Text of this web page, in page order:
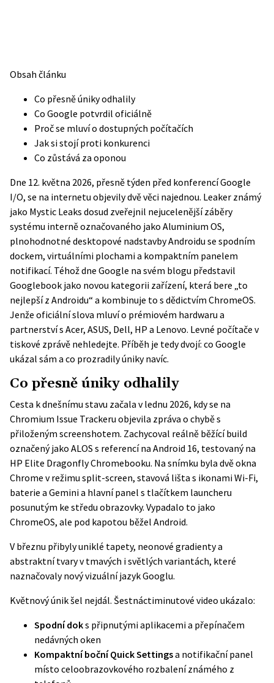
Obsah článku
Co přesně úniky odhalily
Co Google potvrdil oficiálně
Proč se mluví o dostupných počítačích
Jak si stojí proti konkurenci
Co zůstává za oponou
Dne 12. května 2026, přesně týden před konferencí Google
I/O, se na internetu objevily dvě věci najednou. Leaker známý
jako Mystic Leaks dosud zveřejnil nejucelenější záběry
systému interně označovaného jako Aluminium OS,
plnohodnotné desktopové nadstavby Androidu se spodním
dockem, virtuálními plochami a kompaktním panelem
notifikací. Téhož dne Google na svém blogu představil
Googlebook jako novou kategorii zařízení, která bere „to
nejlepší z Androidu“ a kombinuje to s dědictvím ChromeOS.
Jenže oficiální slova mluví o prémiovém hardwaru a
partnerství s Acer, ASUS, Dell, HP a Lenovo. Levné počítače v
tiskové zprávě nehledejte. Příběh je tedy dvojí: co Google
ukázal sám a co prozradily úniky navíc.
Co přesně úniky odhalily
Cesta k dnešnímu stavu začala v lednu 2026, kdy se na
Chromium Issue Trackeru objevila zpráva o chybě s
přiloženým screenshotem. Zachycoval reálně běžící build
označený jako ALOS s referencí na Android 16, testovaný na
HP Elite Dragonfly Chromebooku. Na snímku byla dvě okna
Chrome v režimu split-screen, stavová lišta s ikonami Wi-Fi,
baterie a Gemini a hlavní panel s tlačítkem launcheru
posunutým ke středu obrazovky. Vypadalo to jako
ChromeOS, ale pod kapotou běžel Android.
V březnu přibyly uniklé tapety, neonové gradienty a
abstraktní tvary v tmavých i světlých variantách, které
naznačovaly nový vizuální jazyk Googlu.
Květnový únik šel nejdál. Šestnáctiminutové video ukázalo:
Spodní doks připnutými aplikacemi a přepínačem
nedávných oken
Kompaktní boční Quick Settingsa notifikační panel
místo celoobrazovkového rozbalení známého z